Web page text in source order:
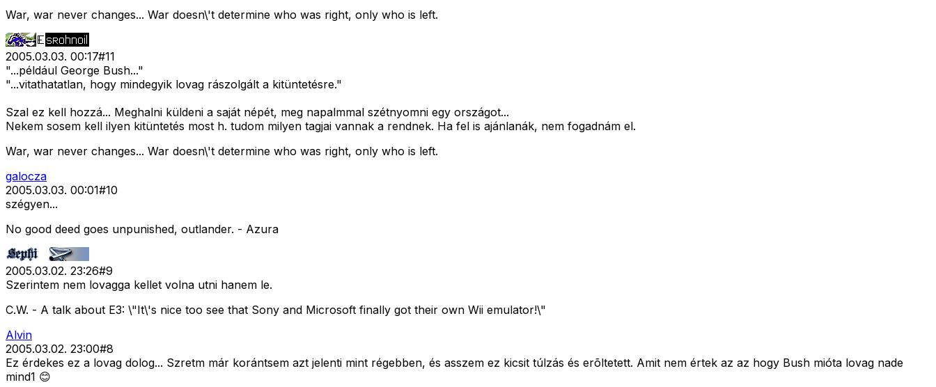
War, war never changes... War doesn\'t determine who was right, only who is left.
2005.03.03. 00:17#11
"...például George Bush..."
"...vitathatatlan, hogy mindegyik lovag rászolgált a kitüntetésre."
Szal ez kell hozzá... Meghalni küldeni a saját népét, meg napalmmal szétnyomni egy országot...
Nekem sosem kell ilyen kitüntetés most h. tudom milyen tagjai vannak a rendnek. Ha fel is ajánlanák, nem fogadnám el.
War, war never changes... War doesn\'t determine who was right, only who is left.
galocza
2005.03.03. 00:01#10
szégyen...
No good deed goes unpunished, outlander. - Azura
2005.03.02. 23:26#9
Szerintem nem lovagga kellet volna utni hanem le.
C.W. - A talk about E3: \"It\'s nice too see that Sony and Microsoft finally got their own Wii emulator!\"
Alvin
2005.03.02. 23:00#8
Ez érdekes ez a lovag dolog... Szretm már korántsem azt jelenti mint régebben, és asszem ez kicsit túlzás és erõltetett. Amit nem értek az az hogy Bush mióta lovag nade
mind1 😊